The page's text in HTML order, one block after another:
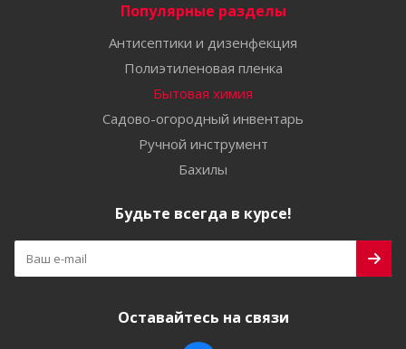
Популярные разделы
Антисептики и дизенфекция
Полиэтиленовая пленка
Бытовая химия
Садово-огородный инвентарь
Ручной инструмент
Бахилы
Будьте всегда в курсе!
Оставайтесь на связи